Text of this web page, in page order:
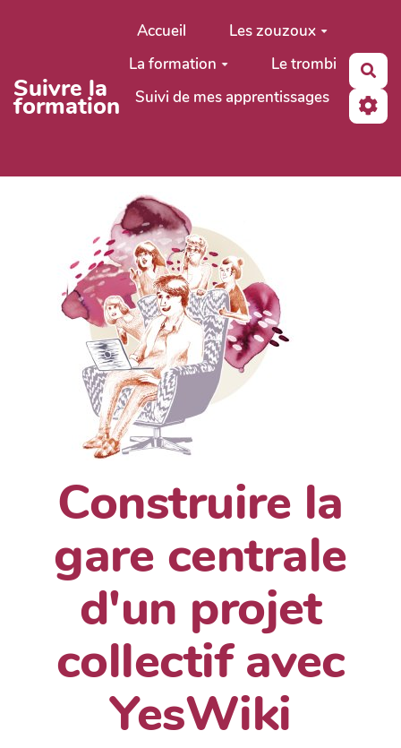
Aller au contenu principal
Suivre la
formation
Accueil
Les zouzoux
La formation
Le trombi
Suivi de mes apprentissages
Construire la
gare centrale
d'un projet
collectif avec
YesWiki